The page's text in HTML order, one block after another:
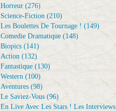
Horreur (276)
Science-Fiction (210)
Les Boulettes De Tournage ! (149)
Comedie Dramatique (148)
Biopics (141)
Action (132)
Fantastique (130)
Western (100)
Aventures (98)
Le Saviez-Vous (96)
En Live Avec Les Stars ! Les Interviews